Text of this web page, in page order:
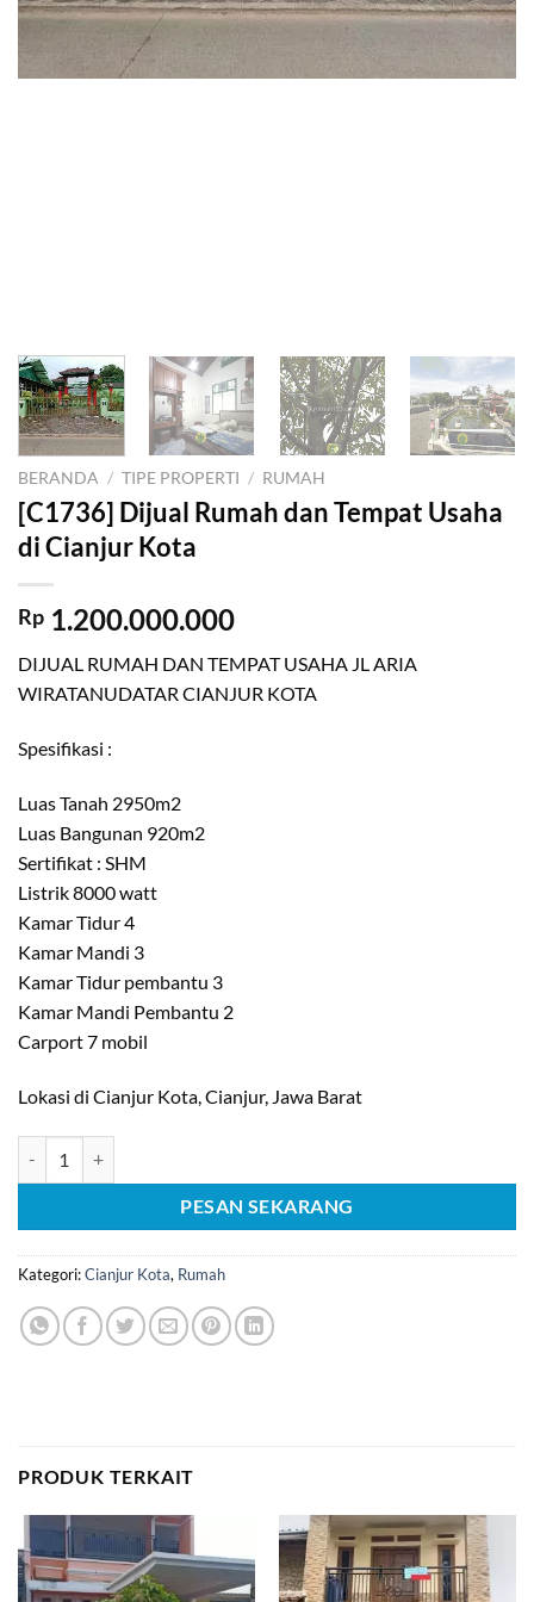
BERANDA / TIPE PROPERTI / RUMAH
[C1736] Dijual Rumah dan Tempat Usaha
di Cianjur Kota
Rp 1.200.000.000
DIJUAL RUMAH DAN TEMPAT USAHA JL ARIA
WIRATANUDATAR CIANJUR KOTA
Spesifikasi :
Luas Tanah 2950m2
Luas Bangunan 920m2
Sertifikat : SHM
Listrik 8000 watt
Kamar Tidur 4
Kamar Mandi 3
Kamar Tidur pembantu 3
Kamar Mandi Pembantu 2
Carport 7 mobil
Lokasi di Cianjur Kota, Cianjur, Jawa Barat
PESAN SEKARANG
Kategori:Cianjur Kota, Rumah
PRODUK TERKAIT